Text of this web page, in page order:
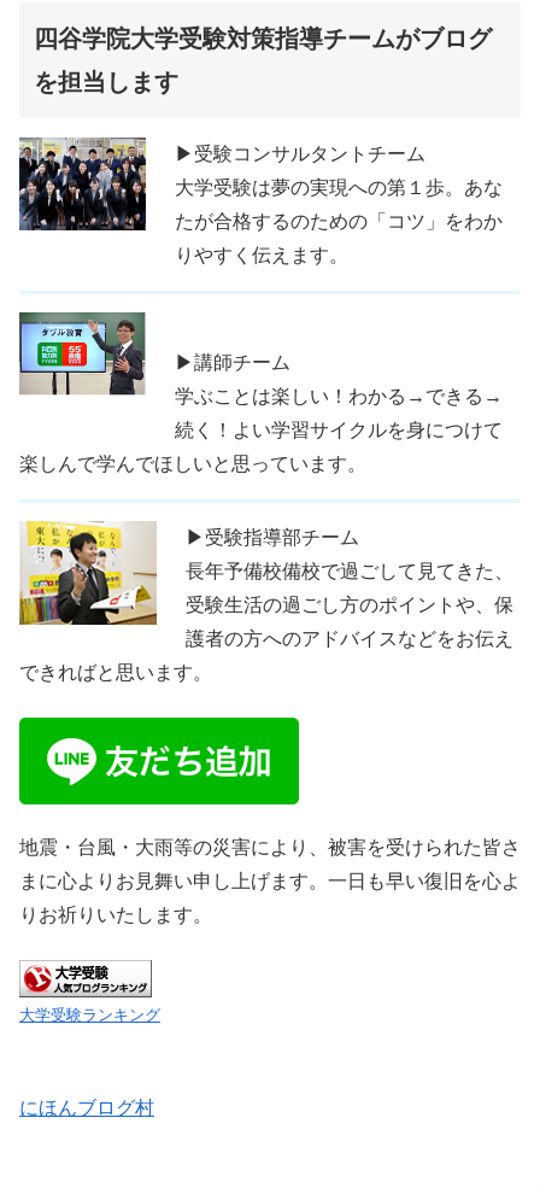
四谷学院大学受験対策指導チームがブログ
を担当します
▶受験コンサルタントチーム
大学受験は夢の実現への第１歩。あな
たが合格するのための「コツ」をわか
りやすく伝えます。
▶講師チーム
学ぶことは楽しい！わかる→できる→
続く！よい学習サイクルを身につけて
楽しんで学んでほしいと思っています。
▶受験指導部チーム
長年予備校備校で過ごして見てきた、
受験生活の過ごし方のポイントや、保
護者の方へのアドバイスなどをお伝え
できればと思います。
地震・台風・大雨等の災害により、被害を受けられた皆さ
まに心よりお見舞い申し上げます。一日も早い復旧を心よ
りお祈りいたします。
大学受験ランキング
にほんブログ村